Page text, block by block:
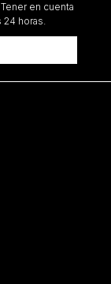
en cuenta
24 horas.